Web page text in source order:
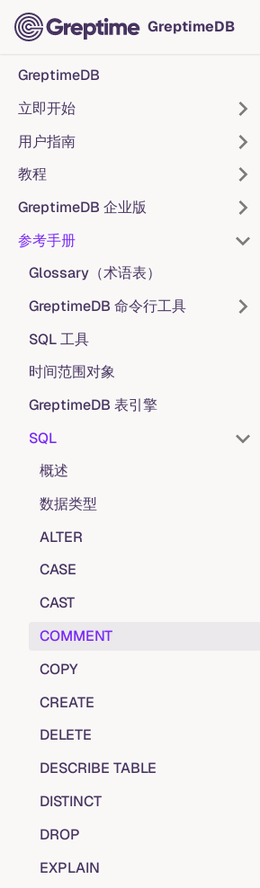
GreptimeDB
GreptimeDB
立即开始
用户指南
教程
GreptimeDB 企业版
参考手册
Glossary（术语表）
GreptimeDB 命令行工具
SQL 工具
时间范围对象
GreptimeDB 表引擎
SQL
概述
数据类型
ALTER
CASE
CAST
COMMENT
COPY
CREATE
DELETE
DESCRIBE TABLE
DISTINCT
DROP
EXPLAIN